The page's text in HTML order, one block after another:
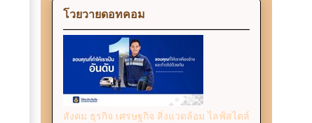
โวยวายดอทคอม
สังคม ธุรกิจ เศรษฐกิจ สิ่งแวดล้อม ไลฟ์สไตล์